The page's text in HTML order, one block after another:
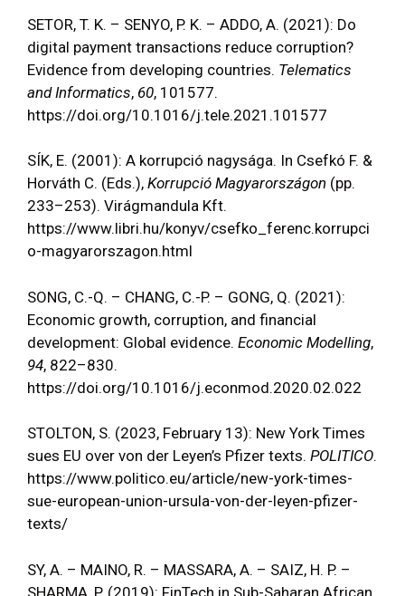
SETOR, T. K. – SENYO, P. K. – ADDO, A. (2021): Do
digital payment transactions reduce corruption?
Evidence from developing countries. Telematics
and Informatics, 60, 101577.
https://doi.org/10.1016/j.tele.2021.101577
SÍK, E. (2001): A korrupció nagysága. In Csefkó F. &
Horváth C. (Eds.), Korrupció Magyarországon (pp.
233–253). Virágmandula Kft.
https://www.libri.hu/konyv/csefko_ferenc.korrupci
o-magyarorszagon.html
SONG, C.-Q. – CHANG, C.-P. – GONG, Q. (2021):
Economic growth, corruption, and financial
development: Global evidence. Economic Modelling,
94, 822–830.
https://doi.org/10.1016/j.econmod.2020.02.022
STOLTON, S. (2023, February 13): New York Times
sues EU over von der Leyen’s Pfizer texts. POLITICO.
https://www.politico.eu/article/new-york-times-
sue-european-union-ursula-von-der-leyen-pfizer-
texts/
SY, A. – MAINO, R. – MASSARA, A. – SAIZ, H. P. –
SHARMA, P. (2019): FinTech in Sub-Saharan African